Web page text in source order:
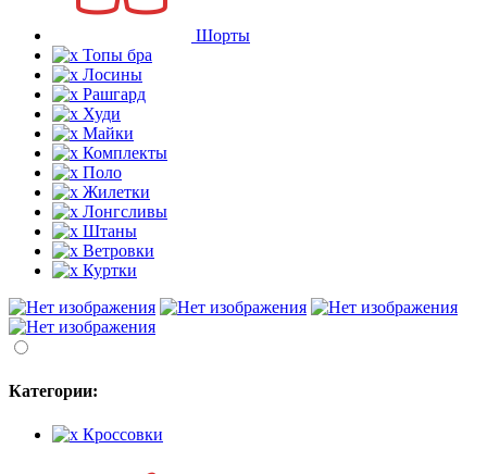
Шорты
Топы бра
Лосины
Рашгард
Худи
Майки
Комплекты
Поло
Жилетки
Лонгсливы
Штаны
Ветровки
Куртки
Категории:
Кроссовки